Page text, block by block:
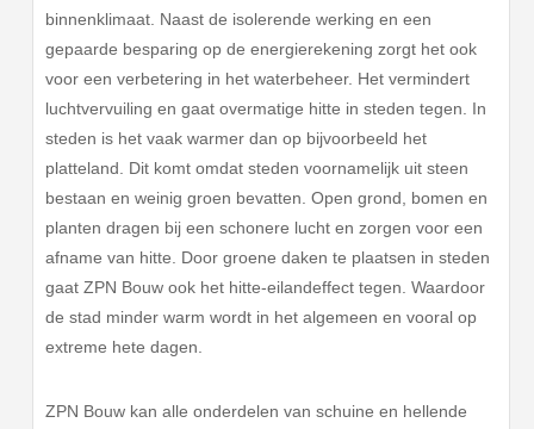
binnenklimaat. Naast de isolerende werking en een
gepaarde besparing op de energierekening zorgt het ook
voor een verbetering in het waterbeheer. Het vermindert
luchtvervuiling en gaat overmatige hitte in steden tegen. In
steden is het vaak warmer dan op bijvoorbeeld het
platteland. Dit komt omdat steden voornamelijk uit steen
bestaan en weinig groen bevatten. Open grond, bomen en
planten dragen bij een schonere lucht en zorgen voor een
afname van hitte. Door groene daken te plaatsen in steden
gaat ZPN Bouw ook het hitte-eilandeffect tegen. Waardoor
de stad minder warm wordt in het algemeen en vooral op
extreme hete dagen.
ZPN Bouw kan alle onderdelen van schuine en hellende